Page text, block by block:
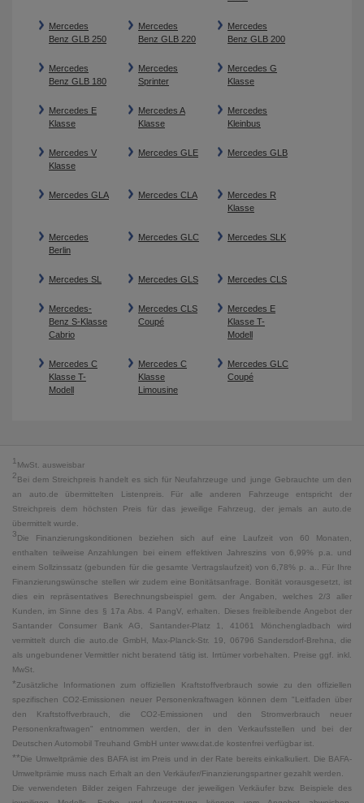
Mercedes
Benz GLB 250
Mercedes
Benz GLB 220
Mercedes
Benz GLB 200
Mercedes
Benz GLB 180
Mercedes
Sprinter
Mercedes G
Klasse
Mercedes E
Klasse
Mercedes A
Klasse
Mercedes
Kleinbus
Mercedes V
Klasse
Mercedes GLE Mercedes GLB
Mercedes GLA Mercedes CLA
Mercedes R
Klasse
Mercedes
Berlin
Mercedes GLC Mercedes SLK
Mercedes SL Mercedes GLS Mercedes CLS
Mercedes-
Benz S-Klasse
Cabrio
Mercedes CLS
Coupé
Mercedes E
Klasse T-
Modell
Mercedes C
Klasse T-
Modell
Mercedes C
Klasse
Limousine
Mercedes GLC
Coupé
1 MwSt. ausweisbar
2Bei dem Streichpreis handelt es sich für Neufahrzeuge und junge Gebrauchte um den
an auto.de übermittelten Listenpreis. Für alle anderen Fahrzeuge entspricht der
Streichpreis dem höchsten Preis für das jeweilige Fahrzeug, der jemals an auto.de
übermittelt wurde.
3Die Finanzierungskonditionen beziehen sich auf eine Laufzeit von 60 Monaten,
enthalten teilweise Anzahlungen bei einem effektiven Jahreszins von 6,99% p.a. und
einem Sollzinssatz (gebunden für die gesamte Vertragslaufzeit) von 6,78% p. a.. Für Ihre
Finanzierungswünsche stellen wir zudem eine Bonitätsanfrage. Bonität vorausgesetzt, ist
dies ein repräsentatives Berechnungsbeispiel gem. der Angaben, welches 2/3 aller
Kunden, im Sinne des § 17a Abs. 4 PangV, erhalten. Dieses freibleibende Angebot der
Santander Consumer Bank AG, Santander-Platz 1, 41061 Mönchengladbach wird
vermittelt durch die auto.de GmbH, Max-Planck-Str. 19, 06796 Sandersdorf-Brehna, die
als ungebundener Vermittler nicht beratend tätig ist. Irrtümer vorbehalten. Preise ggf. inkl.
MwSt.
*Zusätzliche Informationen zum offiziellen Kraftstoffverbrauch sowie zu den offiziellen
spezifischen CO2-Emissionen neuer Personenkraftwagen können dem "Leitfaden über
den Kraftstoffverbrauch, die CO2-Emissionen und den Stromverbrauch neuer
Personenkraftwagen" entnommen werden, der in den Verkaufsstellen und bei der
Deutschen Automobil Treuhand GmbH unter www.dat.de kostenfrei verfügbar ist.
**Die Umweltprämie des BAFA ist im Preis und in der Rate bereits einkalkuliert. Die BAFA-
Umweltprämie muss nach Erhalt an den Verkäufer/Finanzierungspartner gezahlt werden.
Die verwendeten Bilder zeigen Fahrzeuge der jeweiligen Verkäufer bzw. Beispiele des